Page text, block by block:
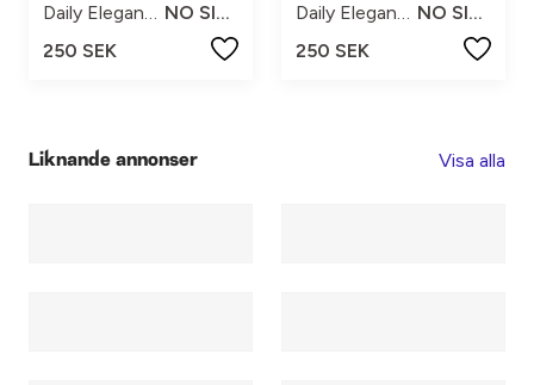
Daily Elegance
NO SIZE
250 SEK
Daily Elegance
NO SIZE
250 SEK
Liknande annonser Visa alla